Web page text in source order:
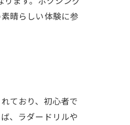
晴らしい体験に参
ており、初心者で
、ラダードリルや